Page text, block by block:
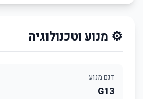
⚙️ מנוע וטכנולוגיה
דגם מנוע
G13